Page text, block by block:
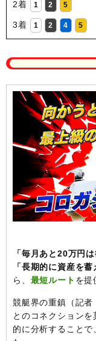
2着 1 2 5
3着 1 2 4 5
「毎月あと20万円
「長期的に資産を蓄
ら、 最短ルート を提
競艇界の重鎮（記者
とのコネクション
的に分析することで